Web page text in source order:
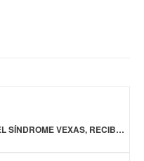
MOMELOTINIB DE GSK, PARA EL SÍNDROME VEXAS, RECIBE DESIGNACIÓN DE MEDICAMENTO HUÉRFANO EN ESTADOS UNIDOS Y LA UNIÓN EUROPEA